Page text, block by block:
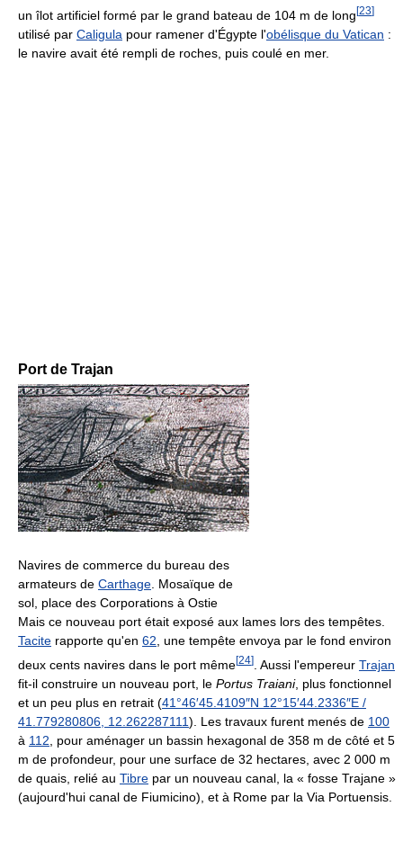
un îlot artificiel formé par le grand bateau de 104 m de long [23]
utilisé par Caligula pour ramener d'Égypte l'obélisque du Vatican :
le navire avait été rempli de roches, puis coulé en mer.
Port de Trajan
Navires de commerce du bureau des
armateurs de Carthage . Mosaïque de
sol, place des Corporations à Ostie
Mais ce nouveau port était exposé aux lames lors des tempêtes.
Tacite rapporte qu'en 62 , une tempête envoya par le fond environ
deux cents navires dans le port même[24] . Aussi l'empereur Trajan
fit-il construire un nouveau port, le Portus Traiani, plus fonctionnel
et un peu plus en retrait (41°46′45.4109″N 12°15′44.2336″E /
41.779280806 12.262287111). Les travaux furent menés de 100
à 112 , pour aménager un bassin hexagonal de 358 m de côté et 5
m de profondeur, pour une surface de 32 hectares, avec 2 000 m
de quais, relié au Tibre par un nouveau canal, la « fosse Trajane »
(aujourd'hui canal de Fiumicino), et à Rome par la Via Portuensis.